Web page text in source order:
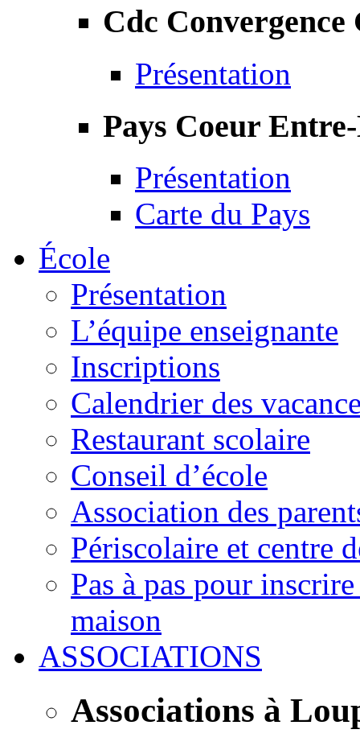
Cdc Convergence
Présentation
Pays Coeur
Présentation
Carte du Pays
École
Présentation
L’équipe enseignante
Inscriptions
Calendrier des
Restaurant scolaire
Conseil d’école
Association des
Périscolaire et centre
Pas à pas pour
maison
ASSOCIATIONS
Associations à